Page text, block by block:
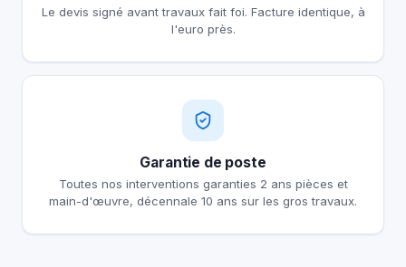
Le devis signé avant travaux fait foi. Facture identique, à
l'euro près.
Garantie de poste
Toutes nos interventions garanties 2 ans pièces et
main-d'œuvre, décennale 10 ans sur les gros travaux.